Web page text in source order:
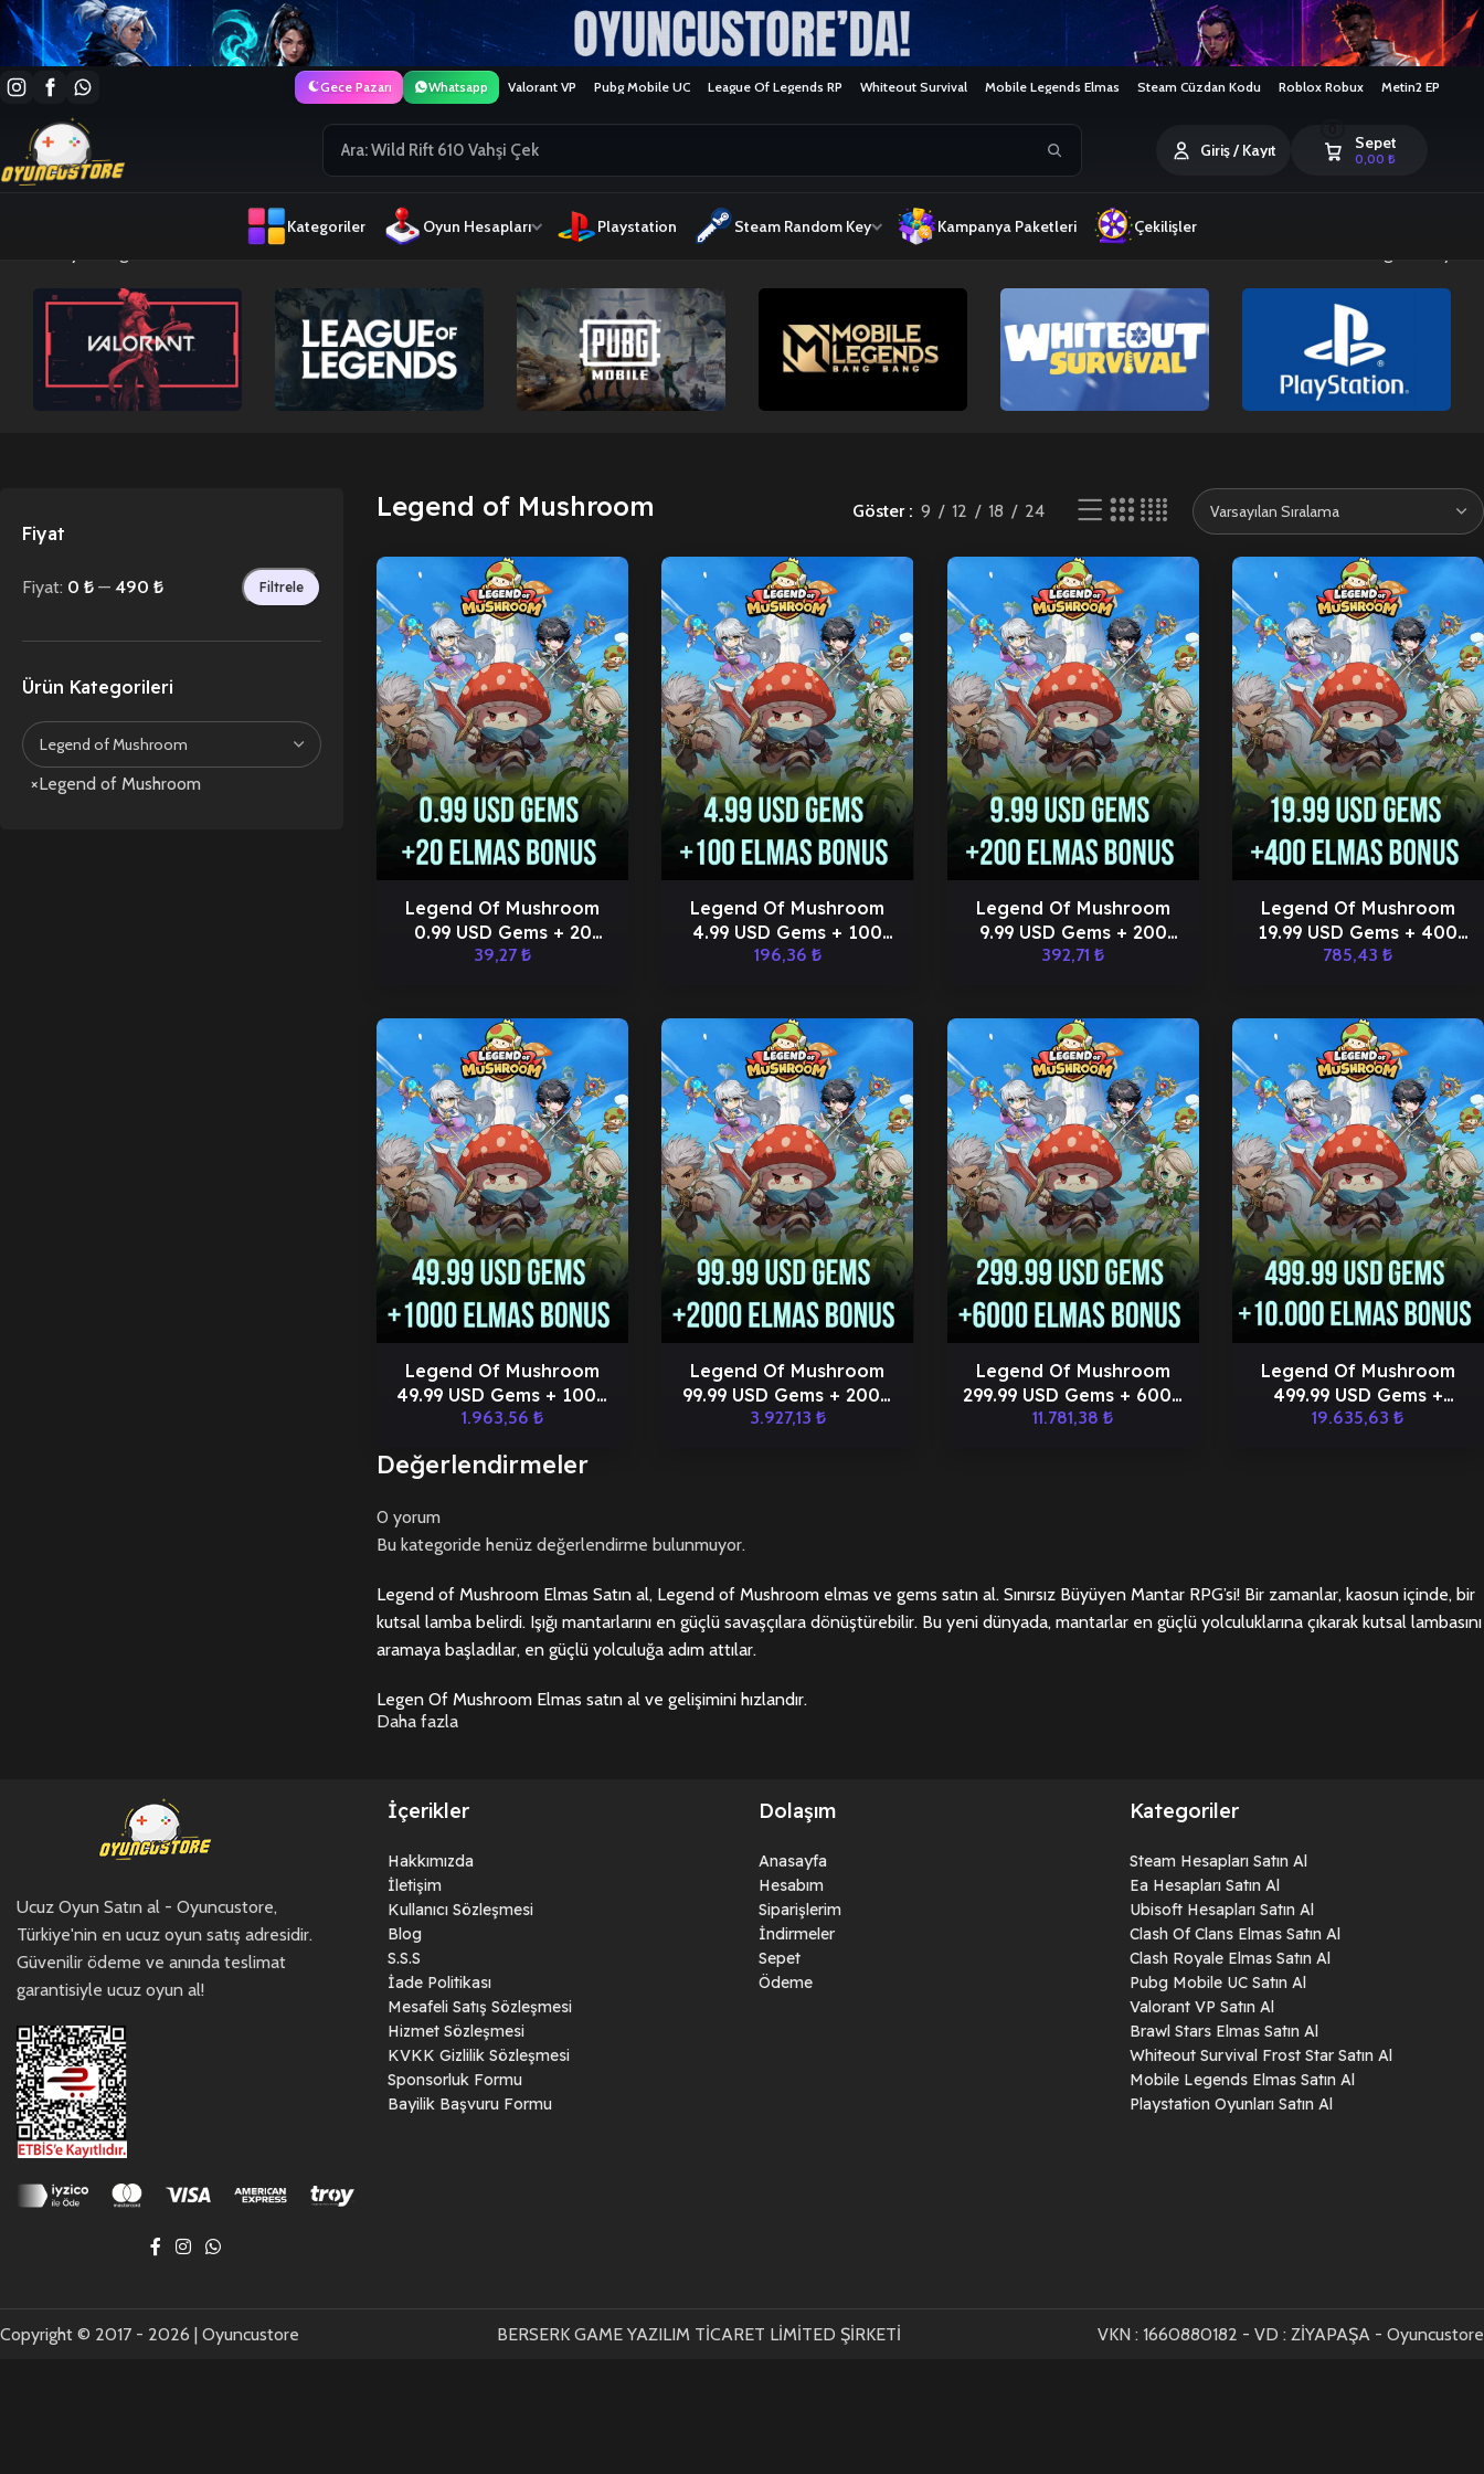
Gece Pazarı Whatsapp Valorant VP Pubg Mobile UC League Of Legends RP Whiteout Survival Mobile Legends Elmas Steam Cüzdan Kodu Roblox Robux Metin2 EP
Giriş / Kayıt Sepet
0,00₺
Kategoriler Oyun Hesapları Playstation Steam Random Key Kampanya Paketleri Çekilişler
Legend of Mushroom
Fiyat
Filtrele
Fiyat: 0 ₺ — 490 ₺
Ürün Kategorileri
×Legend of Mushroom
Legend of Mushroom Göster 9 12 18 24
Legend Of Mushroom
0.99 USD Gems + 20
Elmas
39,27₺
Legend Of Mushroom
4.99 USD Gems + 100
Elmas
196,36 ₺
Legend Of Mushroom
9.99 USD Gems + 200
Elmas
392,71₺
Legend Of Mushroom
19.99 USD Gems + 400
Elmas
785,43₺
Legend Of Mushroom
49.99 USD Gems + 1000
Elmas
1.963,56₺
Legend Of Mushroom
99.99 USD Gems + 2000
Elmas
3.927,13 ₺
Legend Of Mushroom
299.99 USD Gems + 6000
Elmas
11.781,38₺
Legend Of Mushroom
499.99 USD Gems +
10000 Elmas
19.635,63₺
Değerlendirmeler
0 yorum
Bu kategoride henüz değerlendirme bulunmuyor.
Legend of Mushroom Elmas Satın al, Legend of Mushroom elmas ve gems satın al. Sınırsız Büyüyen Mantar RPG’si! Bir zamanlar, kaosun içinde, bir
kutsal lamba belirdi. Işığı mantarlarını en güçlü savaşçılara dönüştürebilir. Bu yeni dünyada, mantarlar en güçlü yolculuklarına çıkarak kutsal lambasını
aramaya başladılar, en güçlü yolculuğa adım attılar.
Legen Of Mushroom Elmas satın al ve gelişimini hızlandır.
Daha fazla
Ucuz Oyun Satın al - Oyuncustore,
Türkiye'nin en ucuz oyun satış adresidir.
Güvenilir ödeme ve anında teslimat
garantisiyle ucuz oyun al!
İçerikler
Hakkımızda
İletişim
Kullanıcı Sözleşmesi
Blog
S.S.S
İade Politikası
Mesafeli Satış Sözleşmesi
Hizmet Sözleşmesi
KVKK Gizlilik Sözleşmesi
Sponsorluk Formu
Bayilik Başvuru Formu
Dolaşım
Anasayfa
Hesabım
Siparişlerim
İndirmeler
Sepet
Ödeme
Kategoriler
Steam Hesapları Satın Al
Ea Hesapları Satın Al
Ubisoft Hesapları Satın Al
Clash Of Clans Elmas Satın Al
Clash Royale Elmas Satın Al
Pubg Mobile UC Satın Al
Valorant VP Satın Al
Brawl Stars Elmas Satın Al
Whiteout Survival Frost Star Satın Al
Mobile Legends Elmas Satın Al
Playstation Oyunları Satın Al
Copyright © 2017 - 2026 | Oyuncustore BERSERK GAME YAZILIM TİCARET LİMİTED ŞİRKETİ VKN : 1660880182 - VD : ZİYAPAŞA - Oyuncustore